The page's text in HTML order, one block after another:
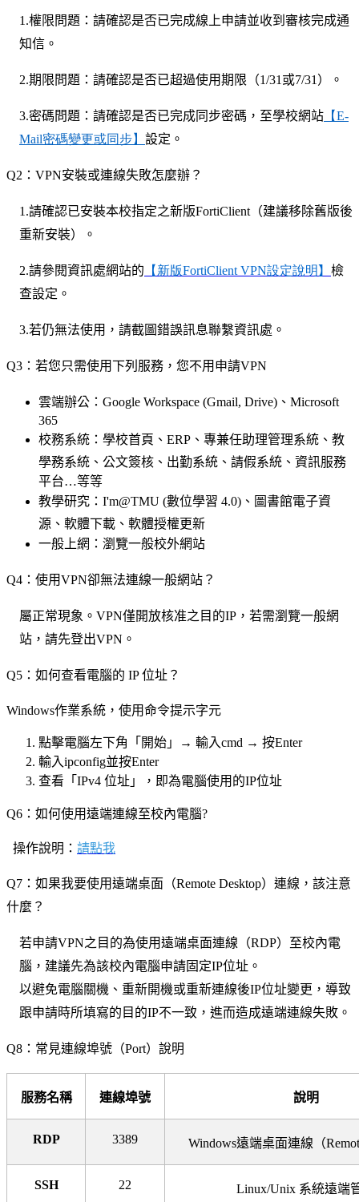
1.權限問題：請確認是否已完成線上申請並收到審核完成通
知信。
2.期限問題：請確認是否已超過使用期限（1/31或7/31）。
3.密碼問題：請確認是否已完成同步密碼，至學校網站 【E-
Mail密碼變更或同步】 設定。
Q2 ：VPN安裝或連線失敗怎麼辦？
1.請確認已安裝本校指定之新版FortiClient（建議移除舊版後
重新安裝）。
2.請參閱資訊處網站的 【新版FortiClient VPN設定說明】 檢
查設定。
3.若仍無法使用，請截圖錯誤訊息聯繫資訊處。
Q3 ：若您只需使用下列服務，您不用申請VPN
雲端辦公：Google Workspace (Gmail, Drive)、Microsoft
365
校務系統：學校首頁、ERP、專兼任助理管理系統、教
學務系統、公文簽核、出勤系統、請假系統、資訊服務
平台…等等
教學研究：I'm@TMU (數位學習 4.0)、圖書館電子資
源、軟體下載、軟體授權更新
一般上網：瀏覽一般校外網站
Q4 ：使用VPN卻無法連線一般網站？
屬正常現象。VPN僅開放核准之目的IP，若需瀏覽一般網
站，請先登出VPN。
Q5 ： 如何查看電腦的 IP 位址？
Windows作業系統，使用命令提示字元
點擊電腦左下角「開始」→ 輸入cmd → 按Enter
輸入ipconfig並按Enter
查看「IPv4 位址」，即為電腦使用的IP位址
Q6 ： 如何使用遠端連線至校內電腦?
操作說明： 請點我
Q7 ：如果我要使用遠端桌面（Remote Desktop）連線，該注意
什麼？
若申請VPN之目的為使用遠端桌面連線（RDP）至校內電
腦，建議先為該校內電腦申請固定IP位址。
以避免電腦關機、重新開機或重新連線後IP位址變更，導致
跟申請時所填寫的目的IP不一致，進而造成遠端連線失敗。
Q8 ： 常見連線埠號（Port）說明
服務名稱 連線埠號 說明
RDP 3389 Windows遠端桌面連線（
SSH 22 Linux/Unix 系統遠端